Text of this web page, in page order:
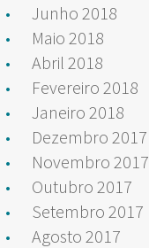
Junho 2018
Maio 2018
Abril 2018
Fevereiro 2018
Janeiro 2018
Dezembro 2017
Novembro 2017
Outubro 2017
Setembro 2017
Agosto 2017